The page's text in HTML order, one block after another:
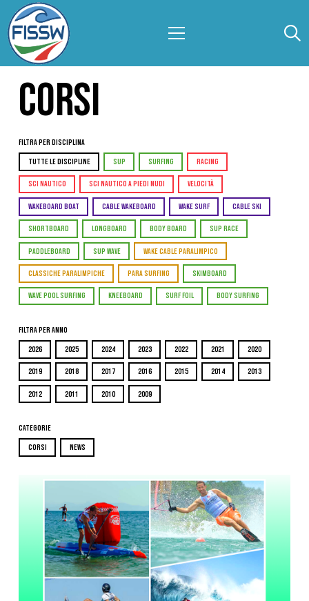
CORSI
Filtra per Disciplina
TUTTE LE DISCIPLINE SUP SURFING RACING
SCI NAUTICO SCI NAUTICO A PIEDI NUDI VELOCITÀ
WAKEBOARD BOAT CABLE WAKEBOARD WAKE SURF CABLE SKI
SHORTBOARD LONGBOARD BODY BOARD SUP RACE
PADDLEBOARD SUP WAVE WAKE CABLE PARALIMPICO
CLASSICHE PARALIMPICHE PARA SURFING SKIMBOARD
WAVE POOL SURFING KNEEBOARD SURF FOIL BODY SURFING
Filtra per Anno
2026 2025 2024 2023 2022 2021 2020
2019 2018 2017 2016 2015 2014 2013
2012 2011 2010 2009
Categorie
CORSI NEWS